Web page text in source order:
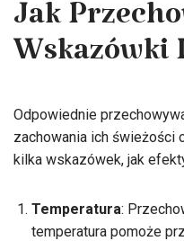
Jak
Wskazówki
Odpowiednie
zachowania ich świeżości
kilka wskazówek, jak
Temperatura:
temperatura pomoże